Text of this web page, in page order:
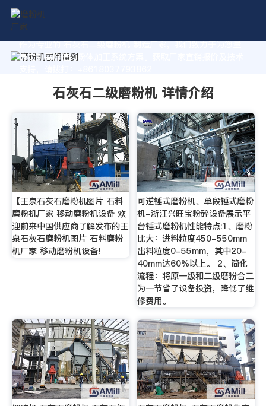
作为专业的 石灰石二级磨粉机 制造厂家，我们致力于为您量
身定制高价值的粉体加工系统方案。获取厂家直销报价及技术
石灰石二级磨粉机 详情介绍
【王泉石灰石磨粉机图片 石料
磨粉机厂家 移动磨粉机设备 欢
迎前来中国供应商了解发布的王
泉石灰石磨粉机图片 石料磨粉
机厂家 移动磨粉机设备!
可逆锤式磨粉机、单段锤式磨粉
机-浙江兴旺宝粉碎设备展示平
台锤式磨粉机性能特点:1、磨粉
比大：进料粒度450-550mm
出料粒度0-55mm，其中20-
40mm达60%以上。 2、简化
流程：将原一级和二级磨粉合二
为一节省了设备投资，降低了维
修费用。